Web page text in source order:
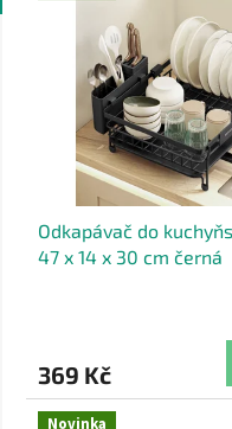
Odkapávač do
47 x 14 x 30 cm černá
369 Kč
Novinka